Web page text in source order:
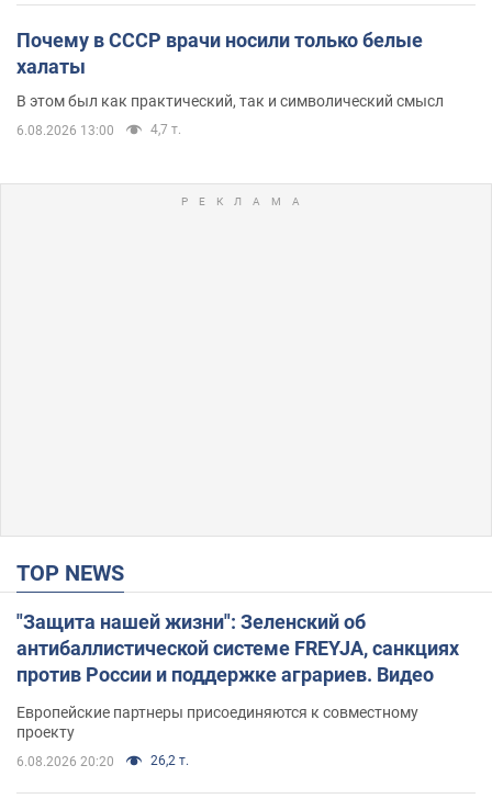
Почему в СССР врачи носили только белые
халаты
В этом был как практический, так и символический смысл
6.08.2026 13:00 4,7 т.
TOP NEWS
"Защита нашей жизни": Зеленский об
антибаллистической системе FREYJA, санкциях
против России и поддержке аграриев. Видео
Европейские партнеры присоединяются к совместному
проекту
6.08.2026 20:20 26,2 т.